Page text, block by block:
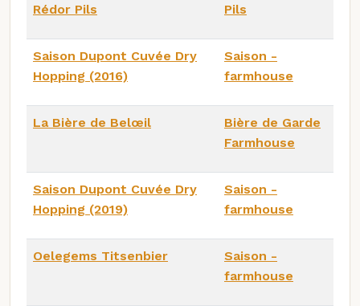
Rédor Pils Pils
Saison Dupont Cuvée Dry
Hopping (2016)
Saison -
farmhouse
La Bière de Belœil
Bière de Garde
Farmhouse
Saison Dupont Cuvée Dry
Hopping (2019)
Saison -
farmhouse
Oelegems Titsenbier
Saison -
farmhouse